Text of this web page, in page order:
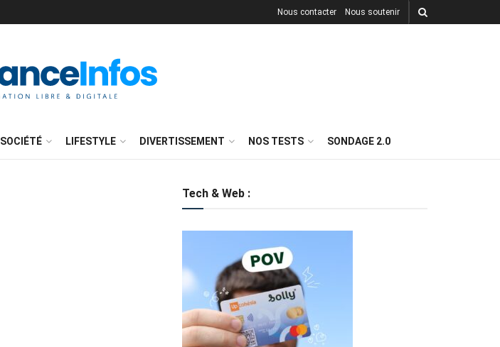
Nous contacter Nous soutenir
SOCIÉTÉ LIFESTYLE DIVERTISSEMENT NOS TESTS SONDAGE 2.0
Tech & Web :